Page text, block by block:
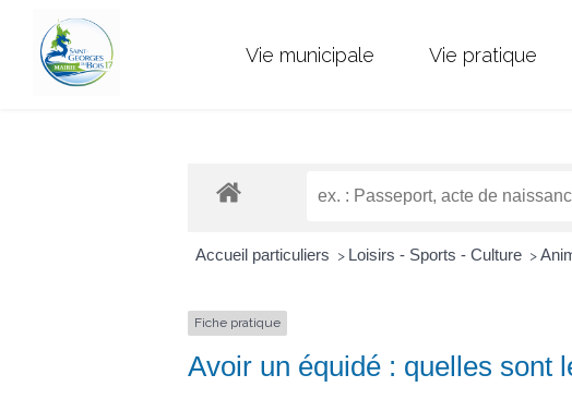
Vie municipale Vie pratique
Accueil particuliers > Loisirs - Sports - Culture >
Fiche pratique
Avoir un équidé : quelles sont